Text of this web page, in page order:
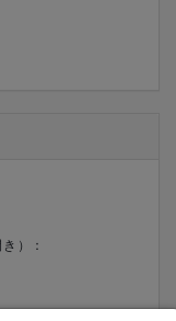
）：